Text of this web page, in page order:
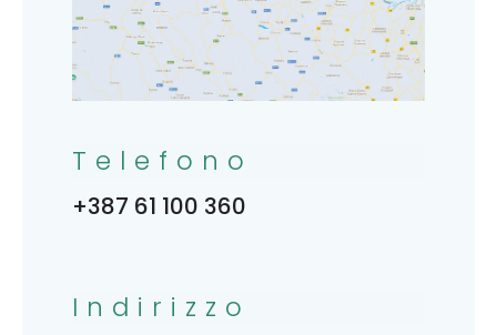
Telefono
+387 61 100 360
Indirizzo